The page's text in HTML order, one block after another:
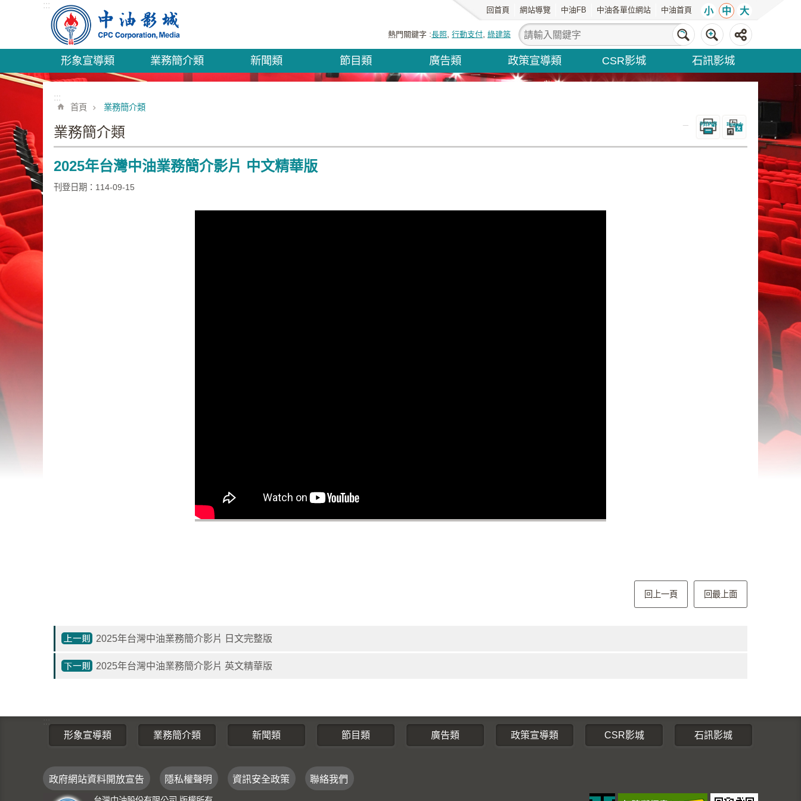
跳到主要內容區塊
::: 回首頁 網站導覽 中油FB 中油各單位網站 中油首頁 小 中 大
熱門關鍵字 長照 行動支付 綠建築
形象宣導類 業務簡介類 新聞類 節目類 廣告類 政策宣導類 CSR影城 石訊影城
:::
首頁 業務簡介類
業務簡介類 列印內容 Bopomofo
2025年台灣中油業務簡介影片 中文精華版
刊登日期：114-09-15
回上一頁 回最上面
2025年台灣中油業務簡介影片 日文完整版
2025年台灣中油業務簡介影片 英文精華版
形象宣導類
業務簡介類 新聞類 節目類 廣告類 政策宣導類 CSR影城 石訊影城
政府網站資料開放宣告 隱私權聲明 資訊安全政策 聯絡我們